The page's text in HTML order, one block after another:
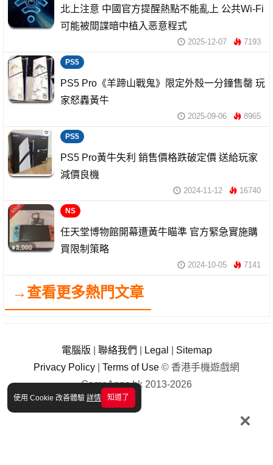
使用 Cookie 改善體驗 詳情 知道了
×
北上注意 中國官方提醒熱點不能亂上 公共Wi-Fi
可能被間諜暗中植入恶意程式
2025-12-07 7193
PS5
PS5 Pro《羊蹄山戰鬼》限定外殼一分鐘售罄 玩
家怒轟黃牛
2025-09-06 8965
PS5
PS5 Pro黃牛失利 銷售價格跌破定價 送給玩家
減價良機
2024-11-12 16740
NS
任天堂博物館開幕遭黃牛瞄準 官方緊急實施購
買限制策略
2024-10-05 7141
→查看更多熱門文章
電腦版 聯絡我們 Legal
Sitemap
Privacy Policy
Terms of Use © 香港手機遊戲網
GameApps.hk 2013-2026